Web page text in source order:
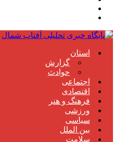
استان
گزارش
حوادث
اجتماعی
اقتصادی
فرهنگ و هنر
ورزشی
سیاسی
بین الملل
سلامت